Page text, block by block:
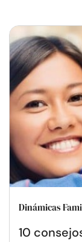
Dinámicas
10